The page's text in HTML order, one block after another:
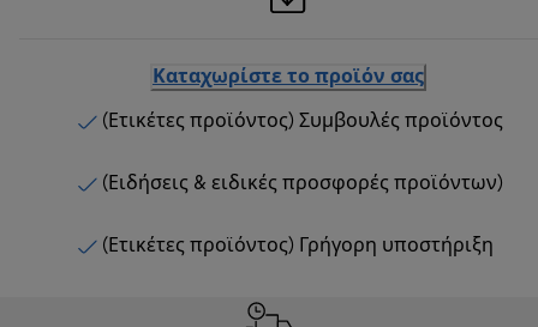
Καταχωρίστε το προϊόν σας
(Ετικέτες προϊόντος) Συμβουλές προϊόντος
(Ειδήσεις & ειδικές προσφορές προϊόντων)
(Ετικέτες προϊόντος) Γρήγορη υποστήριξη